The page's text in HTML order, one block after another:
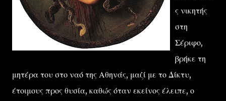
ς νικητής
στη
Σέριφο,
βρήκε τη
μητέρα του στο ναό της Αθηνάς, μαζί με το Δίκτυ,
έτοιμους προς θυσία, καθώς όταν εκείνος έλειπε, ο